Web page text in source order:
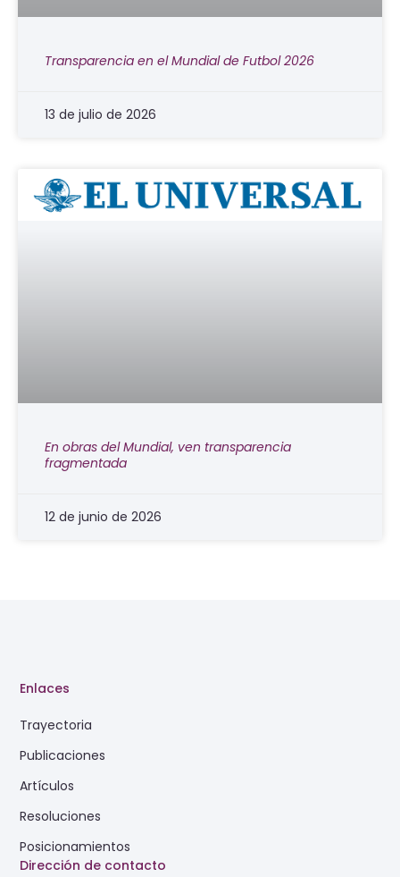
Transparencia en el Mundial de Futbol 2026
13 de julio de 2026
En obras del Mundial, ven transparencia
fragmentada
12 de junio de 2026
Dirección de contacto
Enlaces
Trayectoria
Publicaciones
Artículos
Resoluciones
Posicionamientos